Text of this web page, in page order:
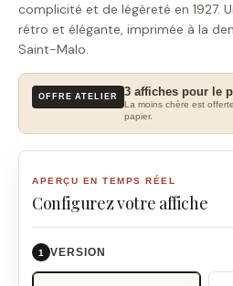
complicité et de légèreté en 1927.
rétro et élégante, imprimée à la
Saint-Malo.
OFFRE ATELIER 3 affiches pour le
La moins chère est
papier.
APERÇU EN TEMPS RÉEL
Configurez votre affiche
1 VERSION